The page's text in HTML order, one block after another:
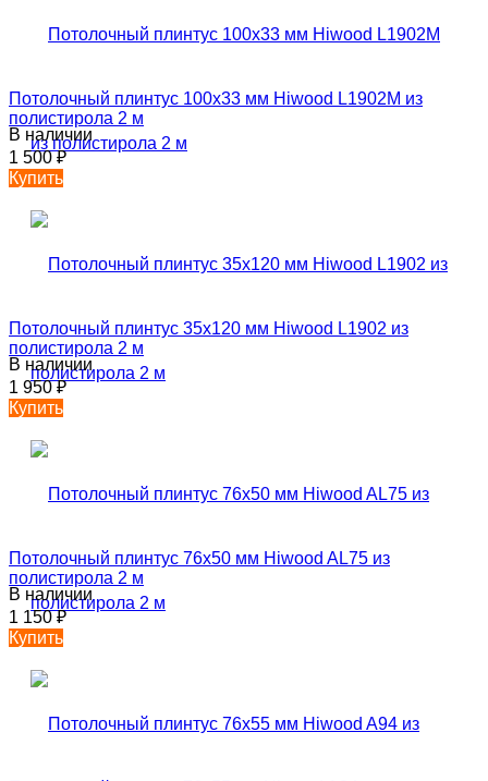
Потолочный плинтус 100х33 мм Hiwood L1902M из
полистирола 2 м
В наличии
1 500₽
Купить
Потолочный плинтус 35х120 мм Hiwood L1902 из
полистирола 2 м
В наличии
1 950₽
Купить
Потолочный плинтус 76х50 мм Hiwood AL75 из
полистирола 2 м
В наличии
1 150₽
Купить